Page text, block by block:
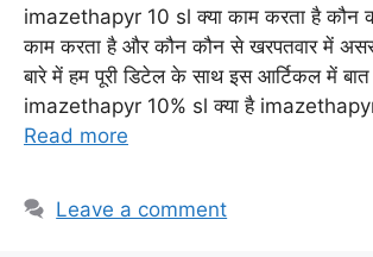
imazethapyr 10 sl क्या काम करता है कौन
काम करता है और कौन कौन से खरपतवार में
बारे में हम पूरी डिटेल के साथ इस आर्टिकल में
imazethapyr 10% sl क्या है
Read more
Leave a comment